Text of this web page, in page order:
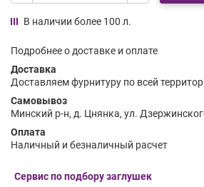
В наличии более 100 л.
Подробнее о доставке и оплате
Доставка
Доставляем фурнитуру по всей
Самовывоз
Минский р-н, д. Цнянка, ул.
Оплата
Наличный и безналичный расчет
Сервис по подбору заглушек